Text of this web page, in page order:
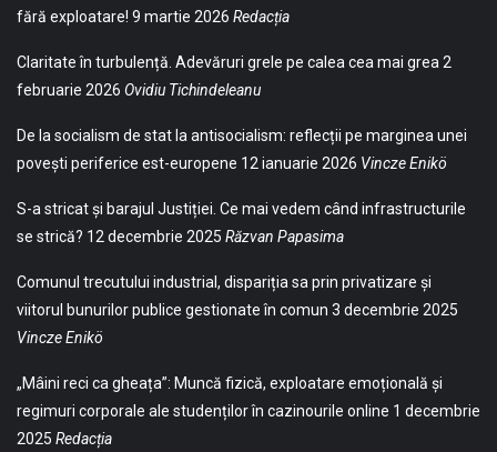
fără exploatare! 9 martie 2026 Redacția
Claritate în turbulență. Adevăruri grele pe calea cea mai grea 2
februarie 2026 Ovidiu Tichindeleanu
De la socialism de stat la antisocialism: reflecții pe marginea unei
povești periferice est-europene 12 ianuarie 2026 Vincze Enikö
S-a stricat și barajul Justiției. Ce mai vedem când infrastructurile
se strică? 12 decembrie 2025 Răzvan Papasima
Comunul trecutului industrial, dispariția sa prin privatizare și
viitorul bunurilor publice gestionate în comun 3 decembrie 2025
Vincze Enikö
„Mâini reci ca gheața”: Muncă fizică, exploatare emoțională și
regimuri corporale ale studenților în cazinourile online 1 decembrie
2025 Redacția